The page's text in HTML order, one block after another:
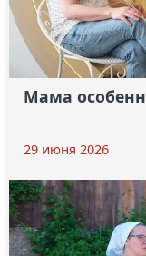
Мама
29 июня 2026